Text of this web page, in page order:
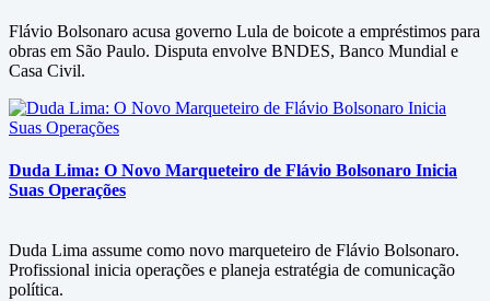
Flávio Bolsonaro acusa governo Lula de boicote a empréstimos para
obras em São Paulo. Disputa envolve BNDES, Banco Mundial e
Casa Civil.
Duda Lima: O Novo Marqueteiro de Flávio Bolsonaro Inicia
Suas Operações
Duda Lima assume como novo marqueteiro de Flávio Bolsonaro.
Profissional inicia operações e planeja estratégia de comunicação
política.